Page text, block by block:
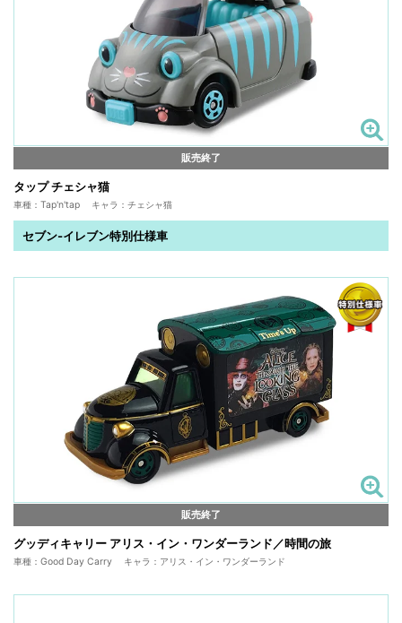
販売終了
タップ チェシャ猫
車種：Tap'n'tap キャラ：チェシャ猫
セブン-イレブン特別仕様車
販売終了
グッディキャリー アリス・イン・ワンダーランド／時間の旅
車種：Good Day Carry キャラ：アリス・イン・ワンダーランド